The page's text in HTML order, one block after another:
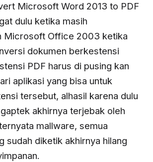
Microsoft Word 2013 to PDF
dulu ketika masih
Microsoft Office 2003 ketika
dokumen berkestensi
PDF harus di pusing kan
aplikasi yang bisa untuk
tersebut, alhasil karena dulu
akhirnya terjebak oleh
mallware, semua
sudah diketik akhirnya hilang